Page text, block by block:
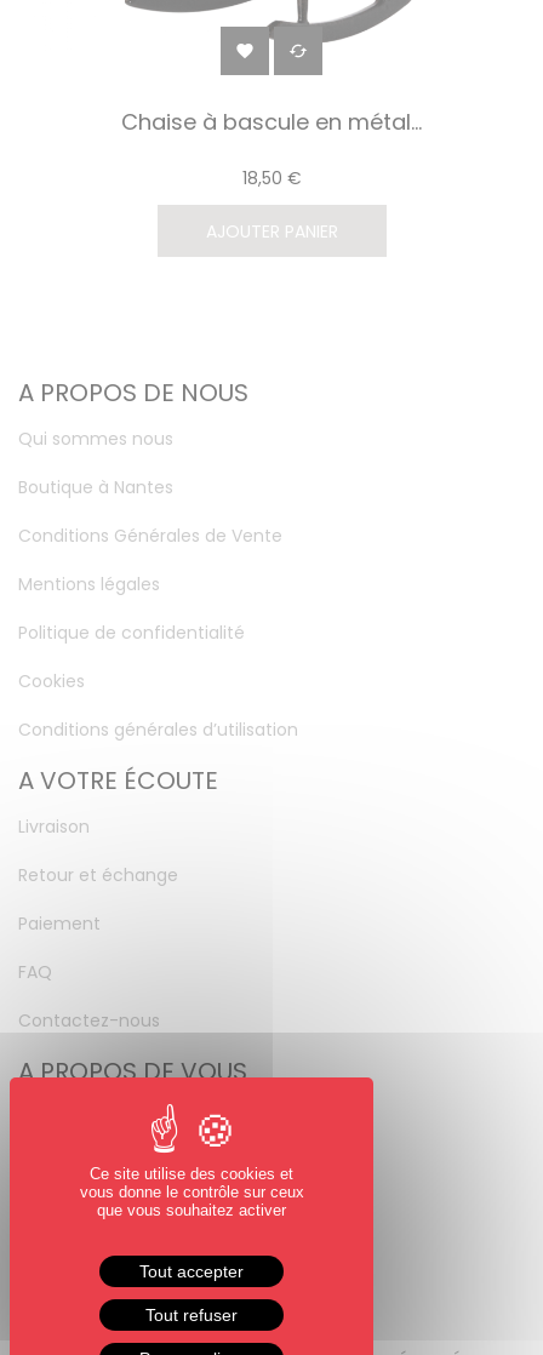
 
Chaise à bascule en métal...
18,50 €
AJOUTER PANIER
A PROPOS DE NOUS
Qui sommes nous
Boutique à Nantes
Conditions Générales de Vente
Mentions légales
Politique de confidentialité
Cookies
Conditions générales d’utilisation
A VOTRE ÉCOUTE
Livraison
Retour et échange
Paiement
FAQ
Contactez-nous
A PROPOS DE VOUS
Mot de passe perdu
NOUS SUIVRE
Facebook
Instagram
Ce site utilise des cookies et
vous donne le contrôle sur ceux
que vous souhaitez activer
Tout accepter
Tout refuser